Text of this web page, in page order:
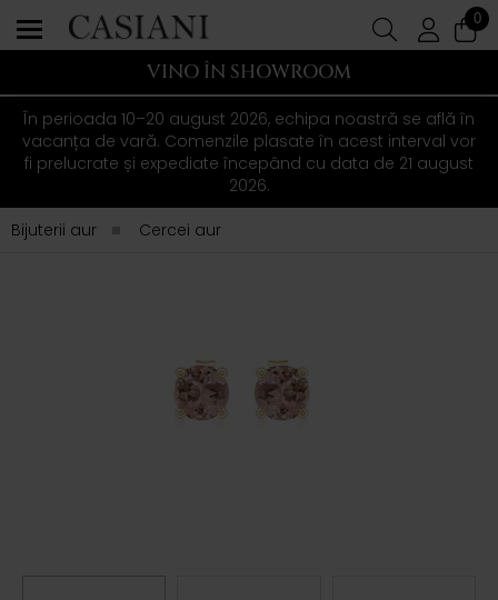
0
VINO ÎN SHOWROOM
În perioada 10–20 august 2026, echipa noastră se află în
vacanța de vară. Comenzile plasate în acest interval vor
fi prelucrate și expediate începând cu data de 21 august
2026.
Bijuterii aur
Cercei aur